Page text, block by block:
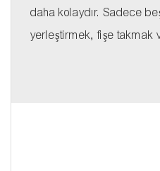
daha kolaydır. Sadece
yerleştirmek, fişe takmak